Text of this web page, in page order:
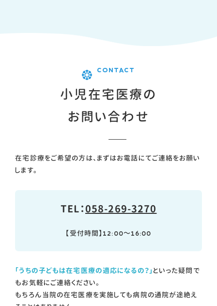
CONTACT
小児在宅医療の
お問い合わせ
在宅診療をご希望の方は、まずはお電話にてご連絡をお願い
します。
TEL：058-269-3270
【受付時間】12:00～16:00
「うちの子どもは在宅医療の適応になるの？」といった疑問で
もお気軽にご連絡ください。
もちろん当院の在宅医療を実施しても病院の通院が途絶え